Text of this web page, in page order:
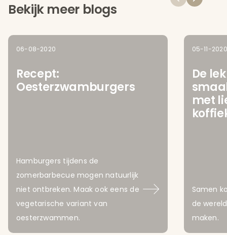
Bekijk meer blogs
06-08-2020
Recept:
Oesterzwamburgers
Hamburgers tijdens de
zomerbarbecue mogen natuurlijk
niet ontbreken. Maak ook eens de
vegetarische variant van
oesterzwammen.
05-11-2020
De
met
Samen
de
maken.